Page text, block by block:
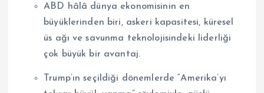
ABD hâlâ dünya ekonomisinin en
büyüklerinden biri, askeri kapasitesi, küresel
üs ağı ve savunma teknolojisindeki liderliği
çok büyük bir avantaj.
Trump’ın seçildiği dönemlerde “Amerika’yı